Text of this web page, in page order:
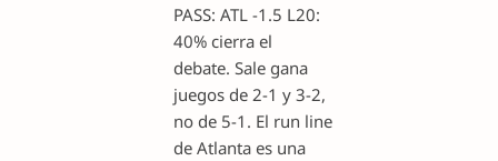
PASS: ATL -1.5 L20:
40% cierra el
debate. Sale gana
juegos de 2-1 y 3-2,
no de 5-1. El run line
de Atlanta es una